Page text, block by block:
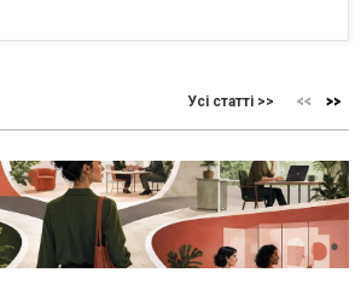
Усі статті >>